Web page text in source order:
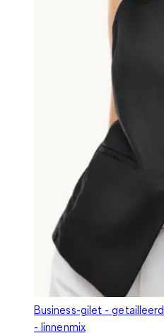
Business-gilet - getailleerd
- linnenmix